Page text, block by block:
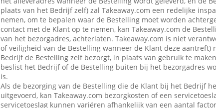
plaats van het Bedrijf zelf) zal Takeaway.com een redelijke
nemen, om te bepalen waar de Bestelling moet worden
contact met de Klant op te nemen, kan Takeaway.com de
van het bezorgadres, achterlaten. Takeaway.com is niet
of veiligheid van de Bestelling wanneer de Klant deze
Bedrijf de Bestelling zelf bezorgt, in plaats van gebruik te
beslist het Bedrijf of de Bestelling buiten bij het bezorgadres
is.
Als de bezorging van de Bestelling die de Klant bij het Bedrijf
uitgevoerd, kan Takeaway.com bezorgkosten of een
servicetoeslag kunnen variëren afhankelijk van een aantal